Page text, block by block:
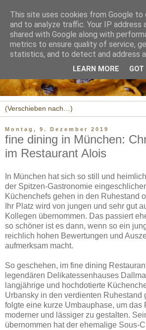
Montag, 9. Dezember 2019
fine dining in München:
im Restaurant Alois
In München hat sich so still und
der Spitzen-Gastronomie
Küchenchefs gehen in den Ruhestand
Ihr Platz wird von jungen und sehr gut
Kollegen übernommen. Das passiert
so schöner ist es dann, wenn so ein
reichlich hohen Bewertungen und
aufmerksam macht.
So geschehen, im fine dining
legendären Delikatessenhauses
langjährige und hochdotierte
Urbansky in den verdienten Ruhestand
folgte eine kurze Umbauphase, um das
moderner und lässiger zu gestalten.
übernommen hat der ehemalige Sous-
This site uses cookies from Google to
and to analyze traffic. Your IP address
shared with Google along with
metrics to ensure quality of service,
statistics, and to detect and address
LEARN MORE GOT